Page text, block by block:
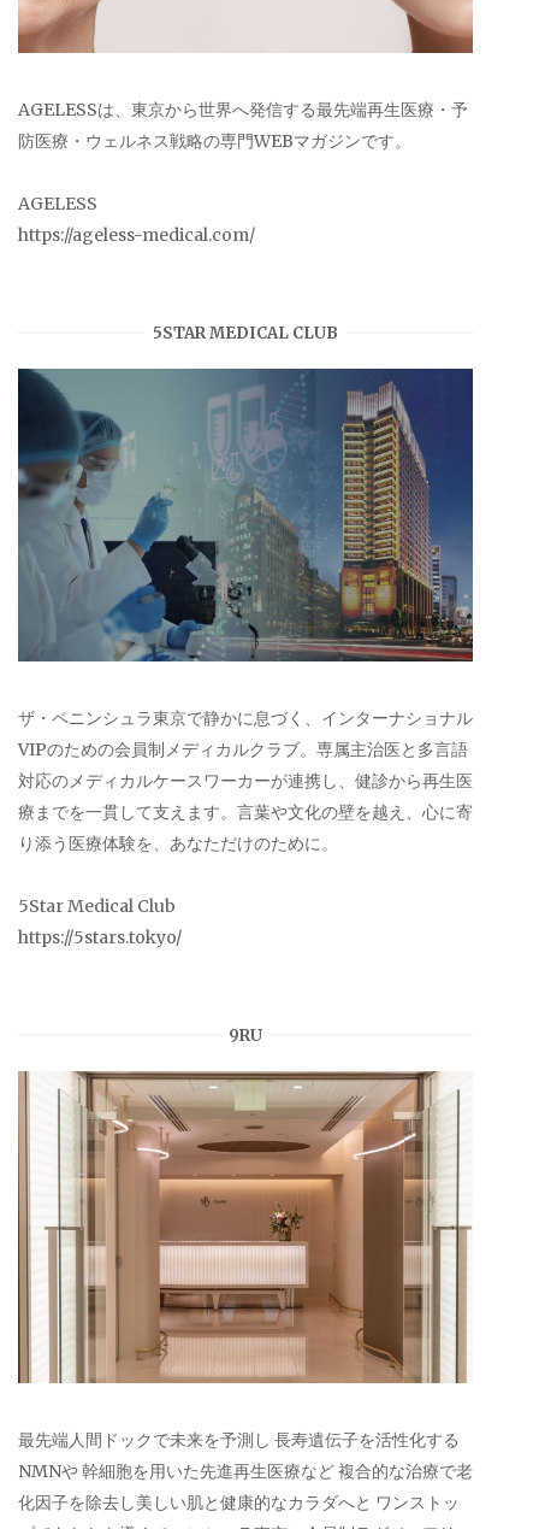
AGELESSは、東京から世界へ発信する最先端再生医療・予
防医療・ウェルネス戦略の専門WEBマガジンです。
AGELESS
https://ageless-medical.com/
5STAR MEDICAL CLUB
ザ・ペニンシュラ東京で静かに息づく、インターナショナル
VIPのための会員制メディカルクラブ。専属主治医と多言語
対応のメディカルケースワーカーが連携し、健診から再生医
療までを一貫して支えます。言葉や文化の壁を越え、心に寄
り添う医療体験を、あなただけのために。
5Star Medical Club
https://5stars.tokyo/
9RU
最先端人間ドックで未来を予測し 長寿遺伝子を活性化する
NMNや 幹細胞を用いた先進再生医療など 複合的な治療で老
化因子を除去し美しい肌と健康的なカラダへと ワンストッ